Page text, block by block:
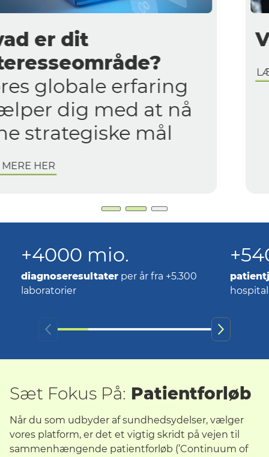
Vores tilbud
LÆS MERE HER
+4000 mio.
diagnoseresultater per år fra +5.300
laboratorier
Sæt Fokus På: Patientforløb
Når du som udbyder af sundhedsydelser, vælger
vores platform, er det et vigtig skridt på vejen til
sammenhængende patientforløb (’Continuum of